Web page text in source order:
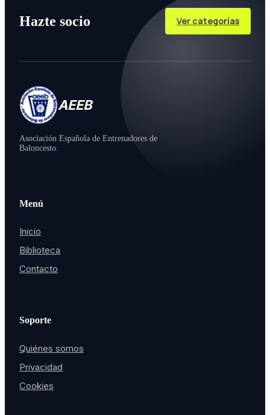
Hazte socio Ver categorías
AEEB
Asociación Española de Entrenadores de
Baloncesto.
Menú
Inicio
Biblioteca
Contacto
Soporte
Quiénes somos
Privacidad
Cookies